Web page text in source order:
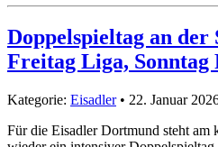
Doppelspieltag an der
Freitag Liga, Sonntag
Kategorie: Eisadler• 22. Januar
Für die Eisadler Dortmund steht am